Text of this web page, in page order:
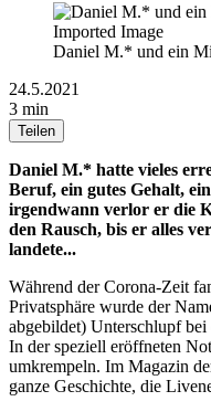
Imported Image
Daniel M.* und ein
24.5.2021
3 min
Teilen
Daniel M.* hatte vieles
Beruf, ein gutes Gehalt,
irgendwann verlor er die
den Rausch, bis er alles
landete...
Während der Corona-Zeit
Privatsphäre wurde der
abgebildet) Unterschlupf
In der speziell eröffneten
umkrempeln. Im Magazin
ganze Geschichte, die